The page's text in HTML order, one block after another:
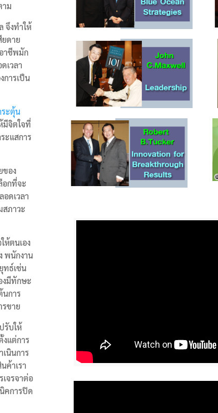
าม
จึงทำให้
ดาย
าชีพมัก
เวลา
การเป็น
ระตุ้น
มีจิตใจที่
ะแสการ
ของ
อกที่จะ
ดเวลา
สภาวะ
ห้ตนเอง
พนักงาน
ทธ์เช่น
งมีทักษะ
นการ
รขาย
รับให้
แต่การ
เนินการ
ค้าเรา
จรจาต่อ
คการปิด